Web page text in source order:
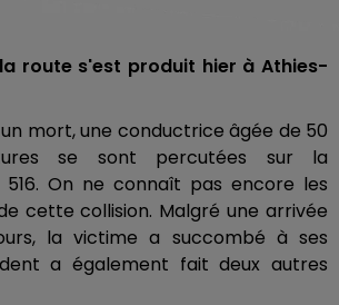
route s'est produit hier à Athies-
mort, une conductrice âgée de 50
se sont percutées sur la
On ne connaît pas encore les
cette collision. Malgré une arrivée
la victime a succombé à ses
a également fait deux autres